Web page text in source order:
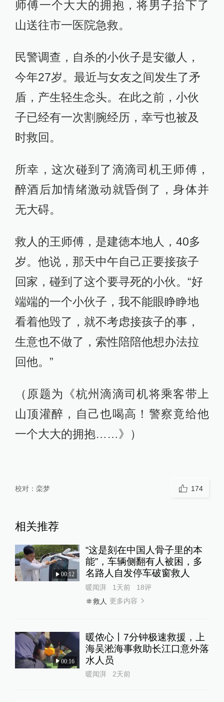
师傅一个大大的拥抱，将男子抬下了
山送往市一医院急救。
民警调查，自杀的小伙子是安徽人，
今年27岁。最近与女友之间发生了矛
盾，产生轻生念头。在此之前，小伙
子已经有一次割腕经历，幸亏也被及
时救回。
所幸，这次碰到了滴滴司机王师傅，
醉酒后加情绪激动就昏倒了，身体并
无大碍。
救人的王师傅，是建徳本地人，40多
岁。他说，那天中午自己正要接孩子
回家，碰到了这个要寻死的小伙。“好
端端的一个小伙子，我不能眼睁睁地
看着他毁了，就不考虑接孩子的事，
生意也不做了，索性陪陪他想办法拉
回他。”
（原题为《杭州滴滴司机将乘客带上
山顶灌醉，自己也喝高！警察竟给他
一个大大的拥抱……》）
校对： 栾梦 174
相关推荐
00:12
“这是刻在中国人骨子里的本
能”，车辆侧翻有人被困，多
名路人自发停车破窗救人
暖闻湃 1天前 18评
救人 更多内容
00:16
暖侬心丨7分钟极速救援，上
海吴淞海事救助长江口意外落
水人员
暖闻湃 2天前